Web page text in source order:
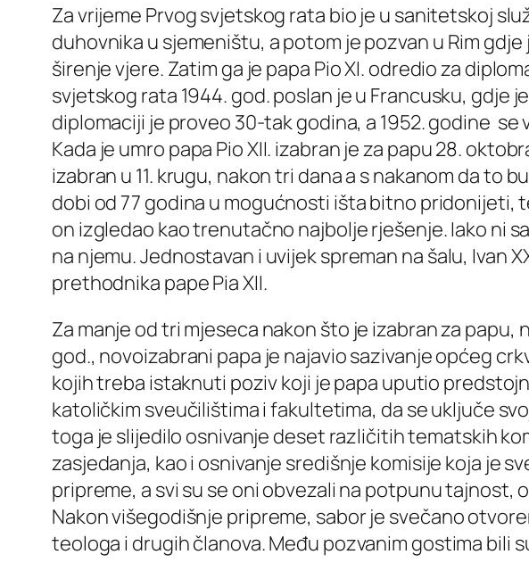
Za vrijeme Prvog svjetskog rata bio je u sanitetskoj
duhovnika u sjemeništu, a potom je pozvan u Rim
širenje vjere. Zatim ga je papa Pio XI. odredio za
svjetskog rata 1944. god. poslan je u Francusku,
diplomaciji je proveo 30-tak godina, a 1952. godine
Kada je umro papa Pio XII. izabran je za papu 28.
izabran u 11. krugu, nakon tri dana a s nakanom da to
dobi od 77 godina u mogućnosti išta bitno
on izgledao kao trenutačno najbolje rješenje. Iako ni
na njemu. Jednostavan i uvijek spreman na šalu, Ivan
prethodnika pape Pia XII.
Za manje od tri mjeseca nakon što je izabran za
god., novoizabrani papa je najavio sazivanje općeg
kojih treba istaknuti poziv koji je papa uputio
katoličkim sveučilištima i fakultetima, da se uključe
toga je slijedilo osnivanje deset različitih tematskih
zasjedanja, kao i osnivanje središnje komisije koja je
pripreme, a svi su se oni obvezali na potpunu
Nakon višegodišnje pripreme, sabor je svečano
teologa i drugih članova. Među pozvanim gostima bili